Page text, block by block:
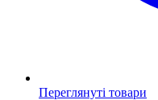
Переглянуті товари